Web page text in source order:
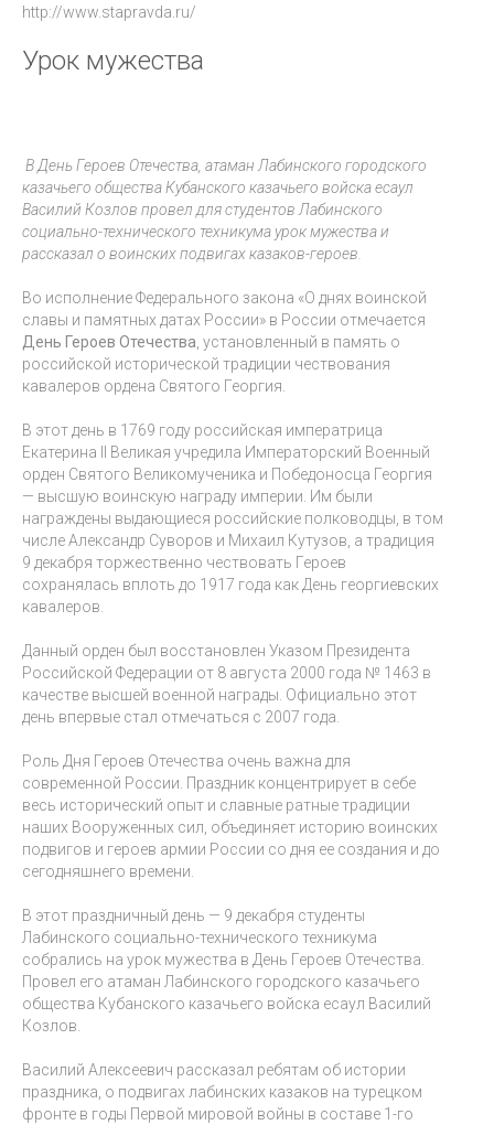
http://www.stapravda.ru/
Урок мужества
В День Героев Отечества, атаман Лабинского городского
казачьего общества Кубанского казачьего войска есаул
Василий Козлов провел для студентов Лабинского
социально-технического техникума урок мужества и
рассказал о воинских подвигах казаков-героев.
Во исполнение Федерального закона «О днях воинской
славы и памятных датах России» в России отмечается
День Героев Отечества , установленный в память о
российской исторической традиции чествования
кавалеров ордена Святого Георгия.
В этот день в 1769 году российская императрица
Екатерина II Великая учредила Императорский Военный
орден Святого Великомученика и Победоносца Георгия
— высшую воинскую награду империи. Им были
награждены выдающиеся российские полководцы, в том
числе Александр Суворов и Михаил Кутузов, а традиция
9 декабря торжественно чествовать Героев
сохранялась вплоть до 1917 года как День георгиевских
кавалеров.
Данный орден был восстановлен Указом Президента
Российской Федерации от 8 августа 2000 года № 1463 в
качестве высшей военной награды. Официально этот
день впервые стал отмечаться с 2007 года.
Роль Дня Героев Отечества очень важна для
современной России. Праздник концентрирует в себе
весь исторический опыт и славные ратные традиции
наших Вооруженных сил, объединяет историю воинских
подвигов и героев армии России со дня ее создания и до
сегодняшнего времени.
В этот праздничный день — 9 декабря студенты
Лабинского социально-технического техникума
собрались на урок мужества в День Героев Отечества.
Провел его атаман Лабинского городского казачьего
общества Кубанского казачьего войска есаул Василий
Козлов.
Василий Алексеевич рассказал ребятам об истории
праздника, о подвигах лабинских казаков на турецком
фронте в годы Первой мировой войны в составе 1-го